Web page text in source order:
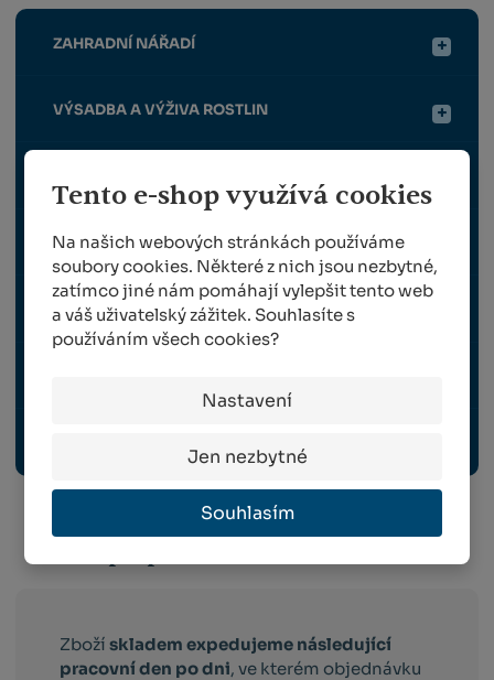
Tento e-shop využívá cookies
Na našich webových stránkách používáme
soubory cookies. Některé z nich jsou nezbytné,
zatímco jiné nám pomáhají vylepšit tento web
a váš uživatelský zážitek. Souhlasíte s
používáním všech cookies?
Nastavení
Jen nezbytné
Souhlasím
ZAHRADNÍ NÁŘADÍ
VÝSADBA A VÝŽIVA ROSTLIN
OCHRANA ROSTLIN
SKLIZEŇ A ROUBOVÁNÍ
Zbožískladem expedujeme následující
pracovní den po dni, ve kterém objednávku